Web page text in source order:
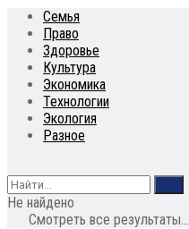
Семья
Право
Здоровье
Культура
Экономика
Технологии
Экология
Разное
Не найдено
Смотреть все результаты...